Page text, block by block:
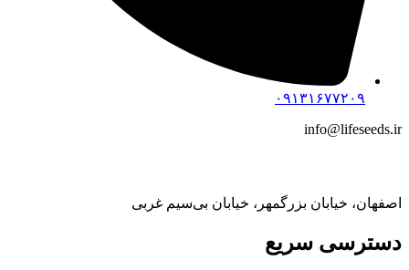
۰۹۱۳۱۶۷۷۲۰۹
info@lifeseeds.ir
اصفهان، خیابان بزرگمهر، خیابان بی‌سیم غربی
دسترسی سریع